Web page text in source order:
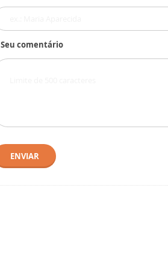
Seu comentário
ENVIAR